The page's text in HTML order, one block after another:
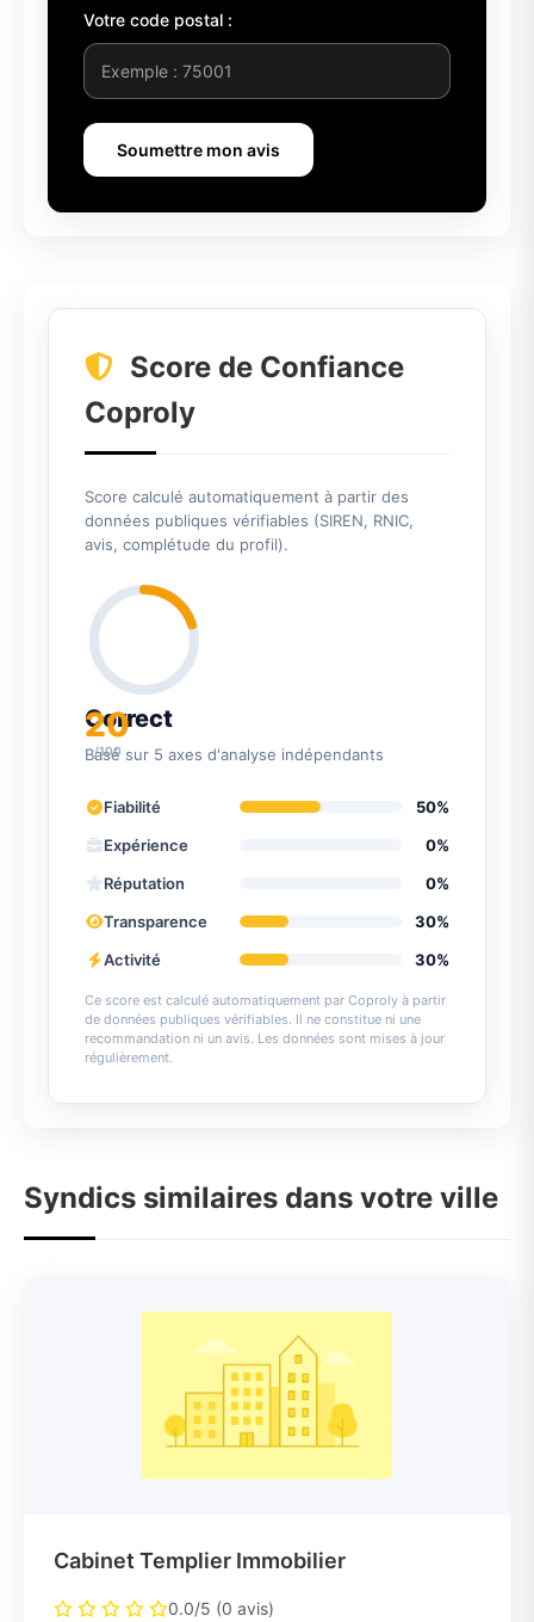
Votre code postal :
Soumettre mon avis
Score de Confiance
Coproly
Score calculé automatiquement à partir des
données publiques vérifiables (SIREN, RNIC,
avis, complétude du profil).
20
/100
Correct
Basé sur 5 axes d'analyse indépendants
Fiabilité
50%
Expérience
0%
Réputation
0%
Transparence
30%
Activité
30%
Ce score est calculé automatiquement par Coproly à partir
de données publiques vérifiables. Il ne constitue ni une
recommandation ni un avis. Les données sont mises à jour
régulièrement.
Syndics similaires dans votre ville
Cabinet Templier Immobilier
0.0/5 (0 avis)